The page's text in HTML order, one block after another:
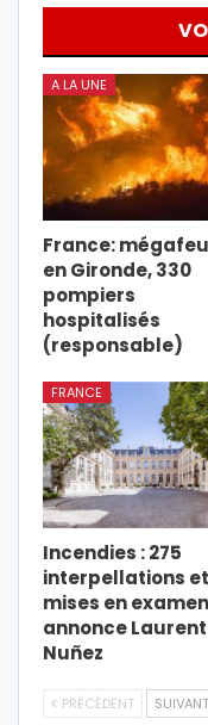
A LA UNE
France:
en Gironde, 330
pompiers
hospitalisés
(responsable)
FRANCE
Incendies : 275
interpellations et
mises en
annonce Laurent
Nuñez
PRÉCÉDENT SUIVANT